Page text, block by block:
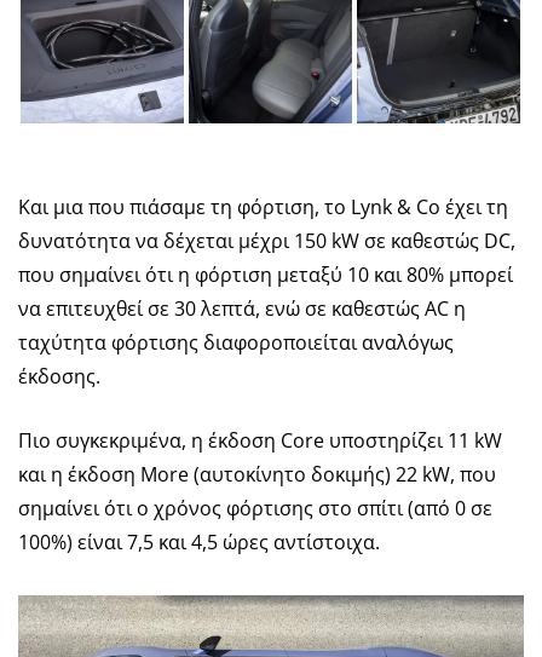
Και μια που πιάσαμε τη φόρτιση, το Lynk & Co έχει τη
δυνατότητα να δέχεται μέχρι 150 kW σε καθεστώς DC,
που σημαίνει ότι η φόρτιση μεταξύ 10 και 80% μπορεί
να επιτευχθεί σε 30 λεπτά, ενώ σε καθεστώς AC η
ταχύτητα φόρτισης διαφοροποιείται αναλόγως
έκδοσης.
Πιο συγκεκριμένα, η έκδοση Core υποστηρίζει 11 kW
και η έκδοση More (αυτοκίνητο δοκιμής) 22 kW, που
σημαίνει ότι ο χρόνος φόρτισης στο σπίτι (από 0 σε
100%) είναι 7,5 και 4,5 ώρες αντίστοιχα.